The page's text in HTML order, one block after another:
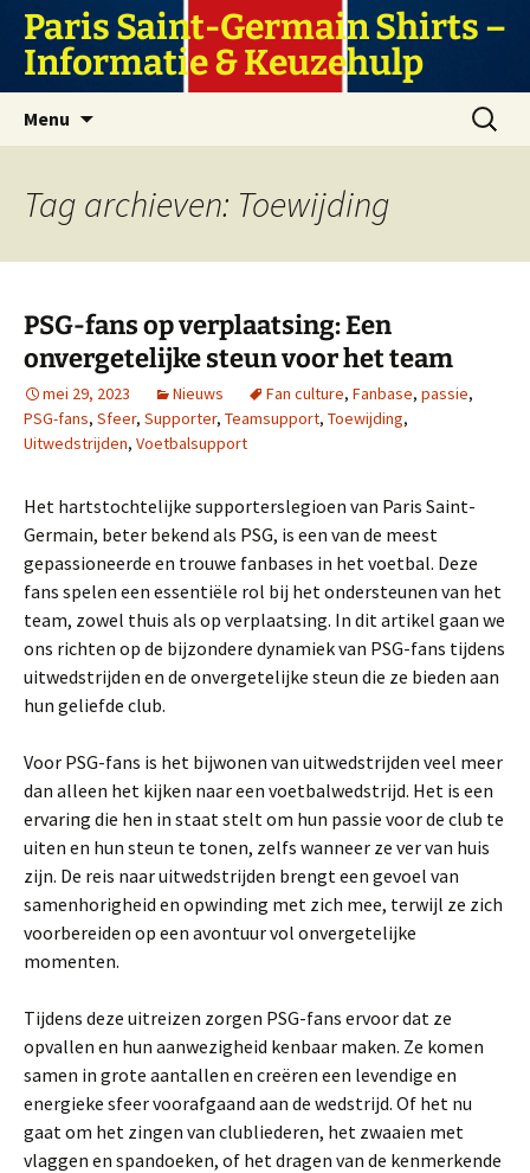
naar
inhoud
Paris Saint-Germain Shirts –
Informatie & Keuzehulp
Menu
Zoeken
naar:
Tag archieven: Toewijding
PSG-fans op verplaatsing: Een
onvergetelijke steun voor het team
mei 29, 2023 Nieuws Fan culture, Fanbase, passie,
PSG-fans, Sfeer, Supporter, Teamsupport, Toewijding,
Uitwedstrijden, Voetbalsupport
Het hartstochtelijke supporterslegioen van Paris Saint-
Germain, beter bekend als PSG, is een van de meest
gepassioneerde en trouwe fanbases in het voetbal. Deze
fans spelen een essentiële rol bij het ondersteunen van het
team, zowel thuis als op verplaatsing. In dit artikel gaan we
ons richten op de bijzondere dynamiek van PSG-fans tijdens
uitwedstrijden en de onvergetelijke steun die ze bieden aan
hun geliefde club.
Voor PSG-fans is het bijwonen van uitwedstrijden veel meer
dan alleen het kijken naar een voetbalwedstrijd. Het is een
ervaring die hen in staat stelt om hun passie voor de club te
uiten en hun steun te tonen, zelfs wanneer ze ver van huis
zijn. De reis naar uitwedstrijden brengt een gevoel van
samenhorigheid en opwinding met zich mee, terwijl ze zich
voorbereiden op een avontuur vol onvergetelijke
momenten.
Tijdens deze uitreizen zorgen PSG-fans ervoor dat ze
opvallen en hun aanwezigheid kenbaar maken. Ze komen
samen in grote aantallen en creëren een levendige en
energieke sfeer voorafgaand aan de wedstrijd. Of het nu
gaat om het zingen van clubliederen, het zwaaien met
vlaggen en spandoeken, of het dragen van de kenmerkende